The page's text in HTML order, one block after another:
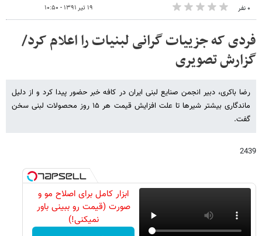
۰ نفر ۱۹ تیر ۱۳۹۱ - ۱۰:۵۰
فردی که جزییات گرانی لبنیات را اعلام کرد/
گزارش تصویری
رضا باکری، دبیر انجمن صنایع لبنی ایران در کافه خبر حضور پیدا کرد و از دلیل
ماندگاری بیشتر شیرها تا علت افزایش قیمت هر ۱۵ روز محصولات لبنی سخن
گفت.
2439
ابزار کامل برای اصلاح مو و
صورت (قیمت رو ببینی باور
نمیکنی!)